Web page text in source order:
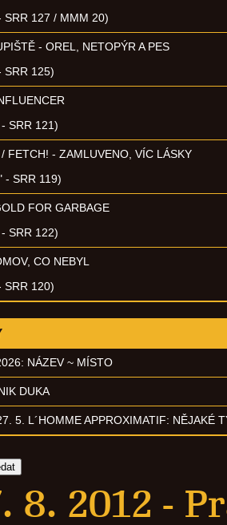
SRR 127 / MMM 20)
- OREL, NETOPÝR A PES
SRR 125)
SRR 121)
FETCH! - ZAMLUVENO, VÍC LÁSKY
- SRR 119)
FOR GARBAGE
SRR 122)
CO NEBYL
SRR 120)
NÁZEV ~ MÍSTO
DUKA
5. L´HOMME APPROXIMATIF: NĚJAKÉ
8. 2012 -